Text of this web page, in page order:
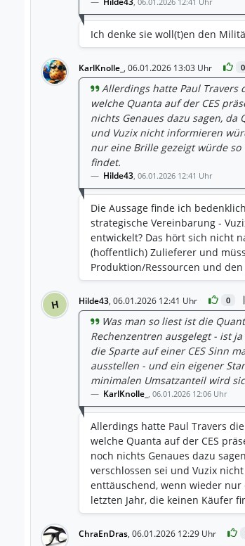
Ich denke sie woll(t)en den
KarlKnolle_ , 06.01.2026 13:03 Uhr 0
Allerdings hatte Paul Travers
welche Quanta auf der CES
nichts Genaues dazu sagen, da
und Vuzix nicht informieren
nur eine Brille gezeigt würde
findet.
Hilde43, 06.01.2026 12:41 Uhr
Die Aussage finde ich
strategische Vereinbarung -
entwickelt? Das hört sich nicht
(hoffentlich) Zulieferer und
Produktion/Ressourcen und
H Hilde43, 06.01.2026 12:41 Uhr 0
Was man so liest ist die
Rechenzentren ausgelegt - ist
die Sparte auf einer CES Sinn
ausstellen - und ein eigener
minimalen Umsatzanteil wird
KarlKnolle_ , 06.01.2026 12:06 Uhr
Allerdings hatte Paul Travers
welche Quanta auf der CES
noch nichts Genaues dazu
verschlossen sei und Vuzix
enttäuschend, wenn wieder
letzten Jahr, die keinen Käufer
ChraEnDras, 06.01.2026 12:29 Uhr